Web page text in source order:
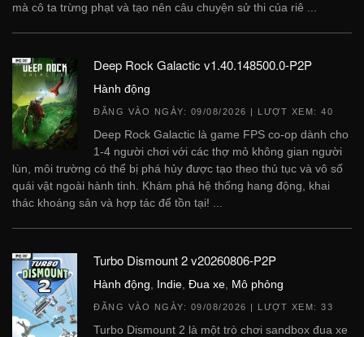
mà cô ta trừng phạt và tạo nên câu chuyện sử thi của riê ...
Deep Rock Galactic v1.40.148500.0-P2P
Hành động
ĐĂNG VÀO NGÀY: 09/08/2026 | LƯỢT XEM: 40
Deep Rock Galactic là game FPS co-op dành cho
1-4 người chơi với các thợ mỏ không gian người
lùn, môi trường có thể bị phá hủy được tạo theo thủ tục và vô số
quái vật ngoài hành tinh. Khám phá hệ thống hang động, khai
thác khoáng sản và hợp tác để tồn tại! ...
Turbo Dismount 2 v20260806-P2P
Hành động Indie Đua xe Mô phỏng
ĐĂNG VÀO NGÀY: 09/08/2026 | LƯỢT XEM: 33
Turbo Dismount 2 là một trò chơi sandbox đua xe